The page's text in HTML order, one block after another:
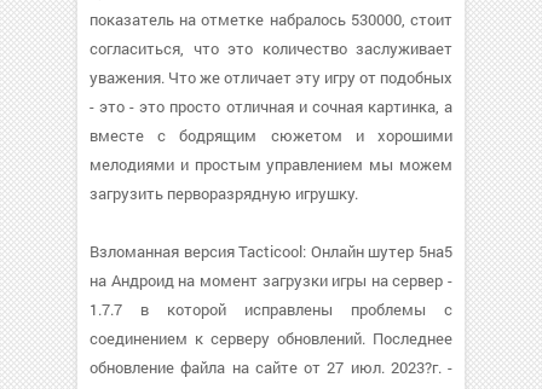
показатель на отметке набралось 530000, стоит
согласиться, что это количество заслуживает
уважения. Что же отличает эту игру от подобных
- это - это просто отличная и сочная картинка, а
вместе с бодрящим сюжетом и хорошими
мелодиями и простым управлением мы можем
загрузить перворазрядную игрушку.
Взломанная версия Tacticool: Онлайн шутер 5на5
на Андроид на момент загрузки игры на сервер -
1.7.7 в которой исправлены проблемы с
соединением к серверу обновлений. Последнее
обновление файла на сайте от 27 июл. 2023?г. -